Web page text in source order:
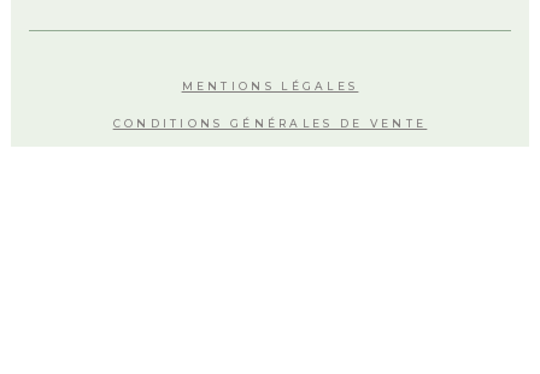
MENTIONS LÉGALES
CONDITIONS GÉNÉRALES DE VENTE